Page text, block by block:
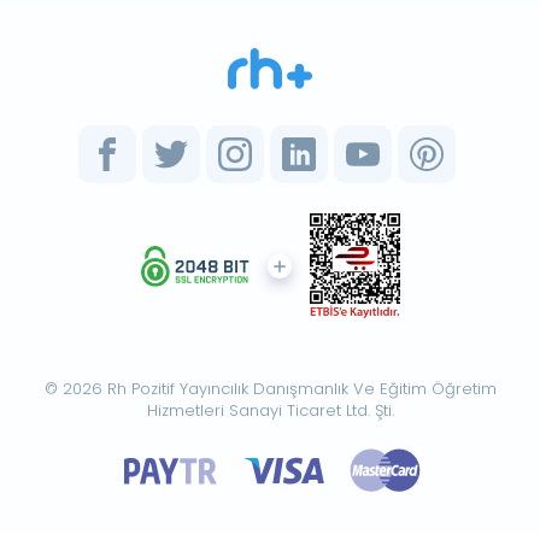
© 2026 Rh Pozitif Yayıncılık Danışmanlık Ve Eğitim Öğretim
Hizmetleri Sanayi Ticaret Ltd. Şti.